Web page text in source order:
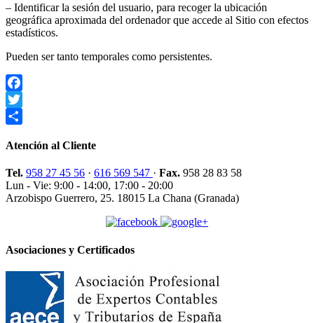
– Identificar la sesión del usuario, para recoger la ubicación
geográfica aproximada del ordenador que accede al Sitio con efectos
estadísticos.
Pueden ser tanto temporales como persistentes.
Facebook
Twitter
Atención al Cliente
Tel. 958 27 45 56 · 616 569 547 · Fax. 958 28 83 58
Lun - Vie: 9:00 - 14:00, 17:00 - 20:00
Arzobispo Guerrero, 25. 18015 La Chana (Granada)
Asociaciones y Certificados